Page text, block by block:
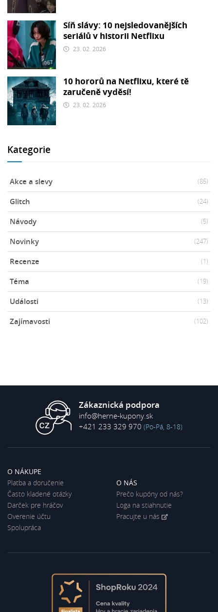
Síň slávy: 10 nejsledovanějších
seriálů v historii Netflixu
23. 02. 2026
10 hororů na Netflixu, které tě
zaručeně vyděsí!
23. 02. 2026
Kategorie
Akce a slevy (85)
Glitch (24)
Návody (5)
Novinky (247)
Recenze (1)
Téma (19)
Události (13)
Zajímavosti (102)
Zákaznická podpora
info@herne-kupony.sk
+421 233 329 970 (Po-Pá, 8-18)
O NÁKUPE
Platba a doručenie
Často kladené otázky
Darček pre hráčov
Overenie účtu
Spolupráca
O NÁS
Prečo kupóny od nás?
Loga na stiahnutie
Pracujte u nás